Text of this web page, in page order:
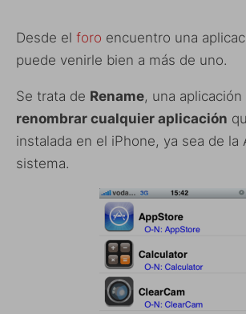
Desde el foro encuentro una
puede venirle bien a más de uno.
Se trata de Rename, una aplicación
renombrar cualquier aplicación
instalada en el iPhone, ya sea de la
sistema.